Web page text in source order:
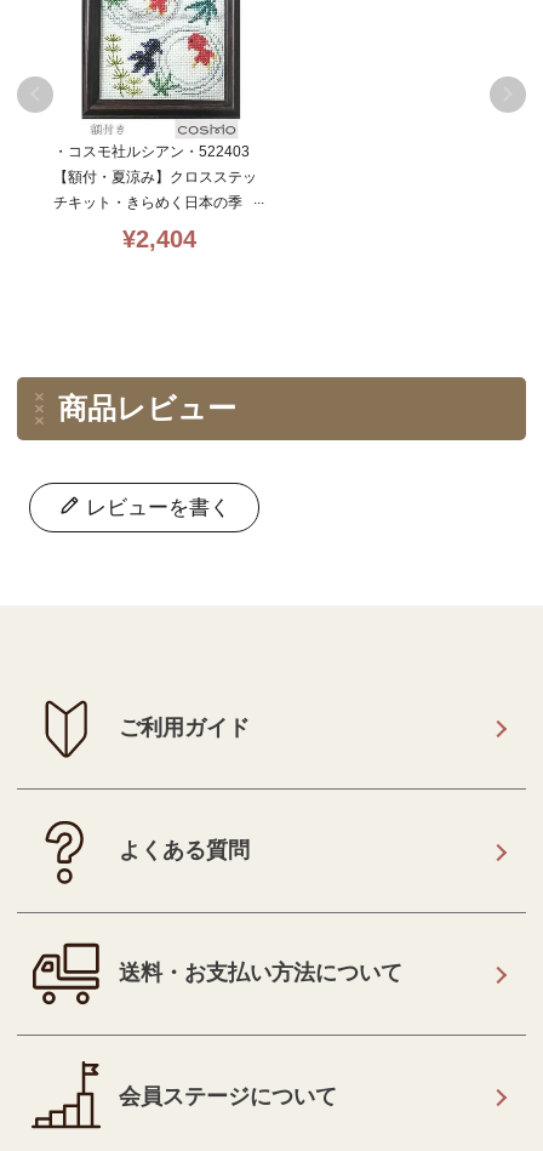
・コスモ社ルシアン・522403
【額付・夏涼み】クロスステッ
チキット・きらめく日本の季
節・14CT・13×10.5・cosmo・
¥2,404
商品レビュー
レビューを書く
ご利用ガイド
よくある質問
送料・お支払い方法について
会員ステージについて